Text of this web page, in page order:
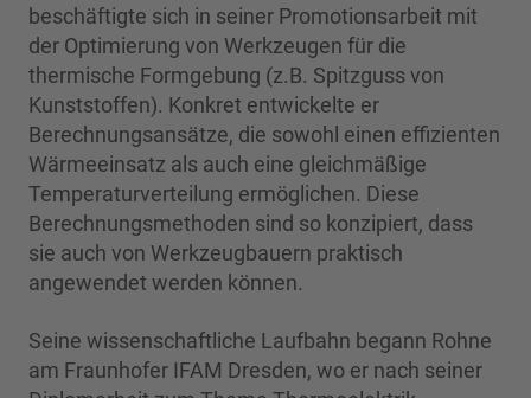
beschäftigte sich in seiner Promotionsarbeit mit
der Optimierung von Werkzeugen für die
thermische Formgebung (z.B. Spitzguss von
Kunststoffen). Konkret entwickelte er
Berechnungsansätze, die sowohl einen effizienten
Wärmeeinsatz als auch eine gleichmäßige
Temperaturverteilung ermöglichen. Diese
Berechnungsmethoden sind so konzipiert, dass
sie auch von Werkzeugbauern praktisch
angewendet werden können.
Seine wissenschaftliche Laufbahn begann Rohne
am Fraunhofer IFAM Dresden, wo er nach seiner